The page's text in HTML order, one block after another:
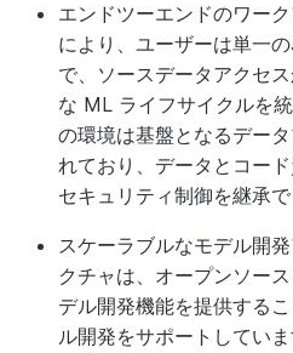
エンドツーエンドのワー
により、ユーザーは単一
で、ソースデータアクセ
な ML ライフサイクルを
の環境は基盤となるデー
れており、データとコー
セキュリティ制御を継承で
スケーラブルなモデル開
クチャは、オープンソー
デル開発機能を提供する
ル開発をサポートしてい